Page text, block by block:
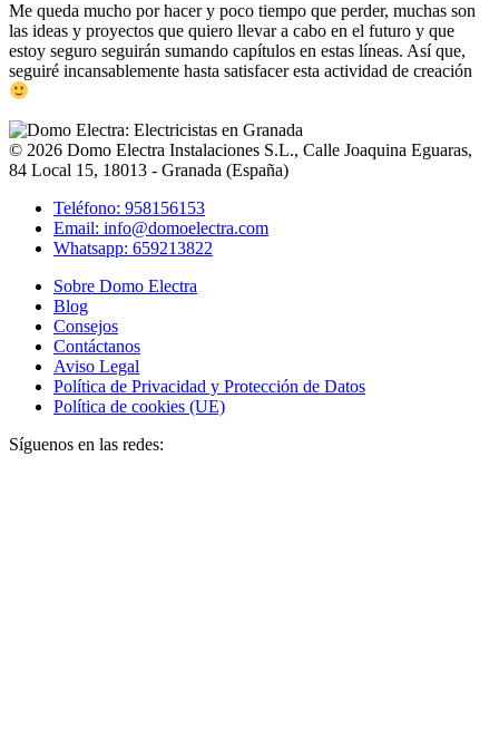
Me queda mucho por hacer y poco tiempo que perder, muchas son
las ideas y proyectos que quiero llevar a cabo en el futuro y que
estoy seguro seguirán sumando capítulos en estas líneas. Así que,
seguiré incansablemente hasta satisfacer esta actividad de creación
© 2026 Domo Electra Instalaciones S.L., Calle Joaquina Eguaras,
84 Local 15, 18013 - Granada (España)
Teléfono: 958156153
Email: info@domoelectra.com
Whatsapp: 659213822
Sobre Domo Electra
Blog
Consejos
Contáctanos
Aviso Legal
Política de Privacidad y Protección de Datos
Política de cookies (UE)
Síguenos en las redes: